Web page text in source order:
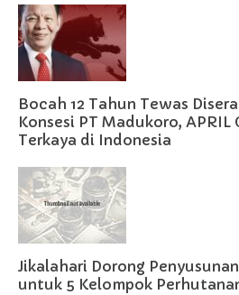
Bocah 12 Tahun Tewas
Konsesi PT Madukoro, APRIL
Terkaya di Indonesia
Jikalahari Dorong
untuk 5 Kelompok